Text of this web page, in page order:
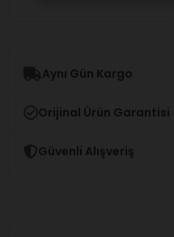
Aynı Gün Kargo
Orijinal Ürün Garantisi
Güvenli Alışveriş